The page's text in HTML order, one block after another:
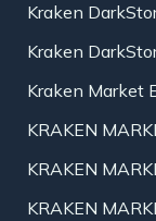
Kraken
Kraken
Kraken Market
KRAKEN
KRAKEN
KRAKEN